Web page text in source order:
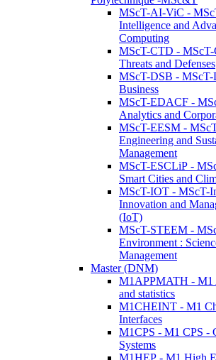
MScT-AI-ViC -
Intelligence and
Computing
MScT-CTD - MScT-
Threats and Defenses
MScT-DSB - MScT-
Business
MScT-EDACF -
Analytics and
MScT-EESM -
Engineering and
Management
MScT-ESCLiP -
Smart Cities and
MScT-IOT - MScT-
Innovation and
(IoT)
MScT-STEEM -
Environment :
Management
Master (DNM)
M1APPMATH - M1
and statistics
M1CHEINT - M1
Interfaces
M1CPS - M1 CPS -
Systems
M1HEP - M1 High